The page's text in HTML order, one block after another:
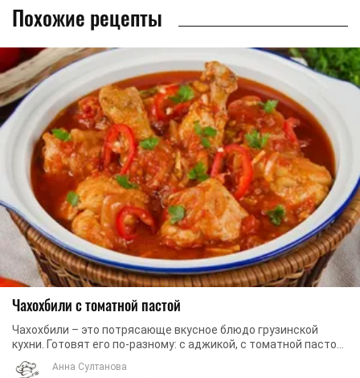
Похожие рецепты
Чахохбили с томатной пастой
Чахохбили – это потрясающе вкусное блюдо грузинской
кухни. Готовят его по-разному: с аджикой, с томатной пастой,
с томатным соусом и даже с вином. ...
Анна Султанова